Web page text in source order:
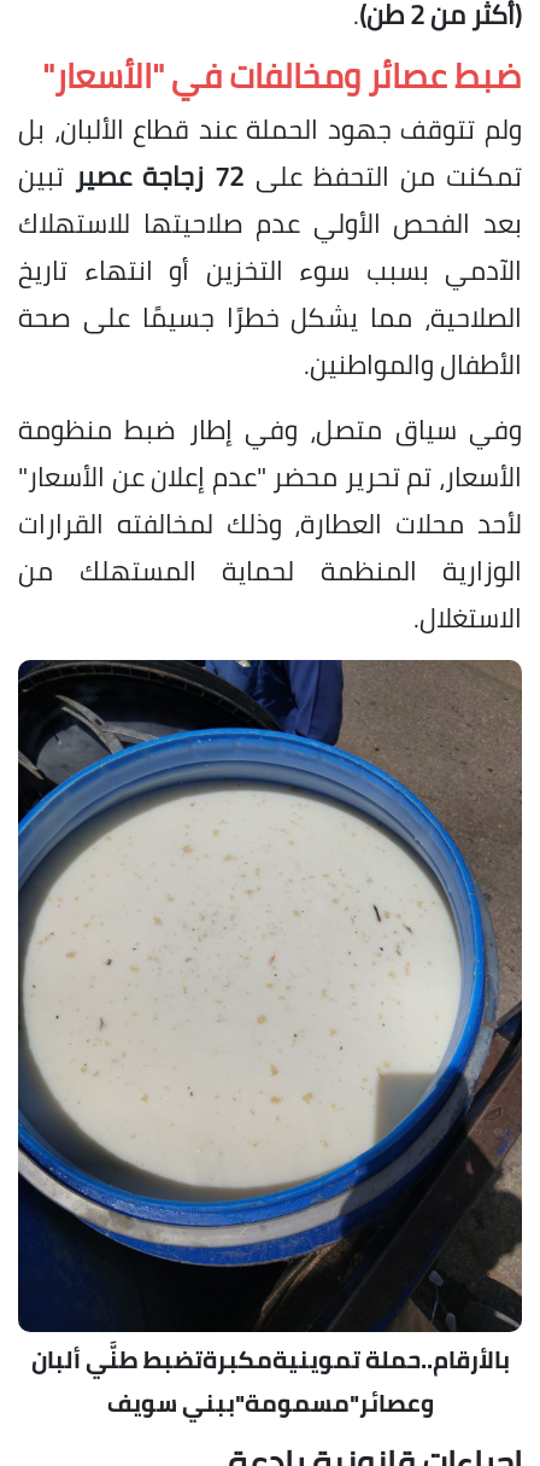
(أكثر من 2 طن) .
ضبط عصائر ومخالفات في "الأسعار"
ولم تتوقف جهود الحملة عند قطاع الألبان، بل
تمكنت من التحفظ على 72 زجاجة عصير
تبين
بعد الفحص الأولي عدم صلاحيتها للاستهلاك
الآدمي بسبب سوء التخزين أو انتهاء تاريخ
الصلاحية، مما يشكل خطرًا جسيمًا على صحة
الأطفال والمواطنين.
وفي سياق متصل، وفي إطار ضبط منظومة
الأسعار، تم تحرير محضر "عدم إعلان عن الأسعار"
لأحد محلات العطارة، وذلك لمخالفته القرارات
الوزارية المنظمة لحماية المستهلك من
الاستغلال.
بالأرقام..حملة تموينيةمكبرةتضبط طنَّي ألبان
وعصائر"مسمومة"ببني سويف